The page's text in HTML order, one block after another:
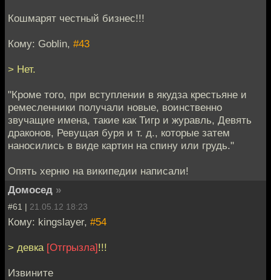
Кошмарят честный бизнес!!!
Кому: Goblin, #43
> Нет.
"Кроме того, при вступлении в якудза крестьяне и
ремесленники получали новые, воинственно
звучащие имена, такие как Тигр и журавль, Девять
драконов, Ревущая буря и т. д., которые затем
наносились в виде картин на спину или грудь."
Опять херню на википедии написали!
Домосед »
#61 | 21.05.12 18:23
Кому: kingslayer, #54
> девка [Отгрызла]!!!
Извините